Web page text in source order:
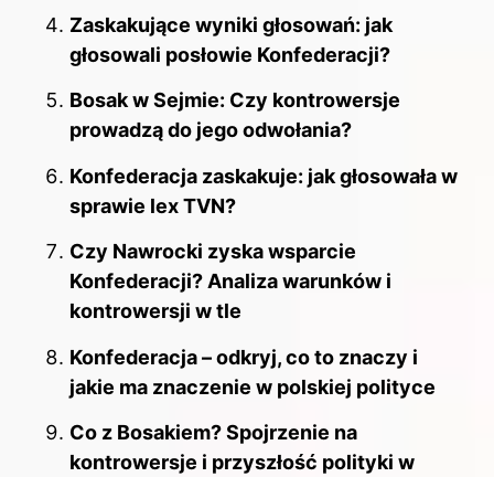
Zaskakujące wyniki głosowań: jak
głosowali posłowie Konfederacji?
Bosak w Sejmie: Czy kontrowersje
prowadzą do jego odwołania?
Konfederacja zaskakuje: jak głosowała w
sprawie lex TVN?
Czy Nawrocki zyska wsparcie
Konfederacji? Analiza warunków i
kontrowersji w tle
Konfederacja – odkryj, co to znaczy i
jakie ma znaczenie w polskiej polityce
Co z Bosakiem? Spojrzenie na
kontrowersje i przyszłość polityki w